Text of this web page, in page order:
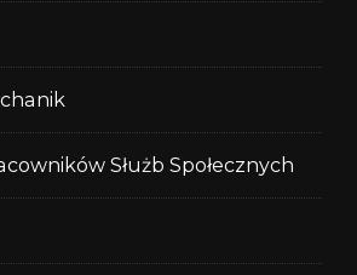
Służb Społecznych